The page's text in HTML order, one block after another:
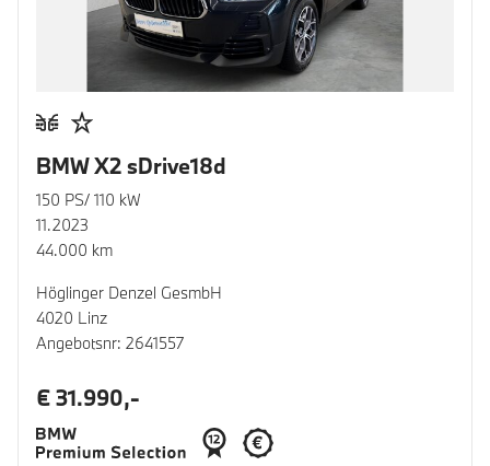
BMW X2 sDrive18d
150 PS/ 110 kW
11.2023
44.000 km
Höglinger Denzel GesmbH
4020 Linz
Angebotsnr: 2641557
€ 31.990,-